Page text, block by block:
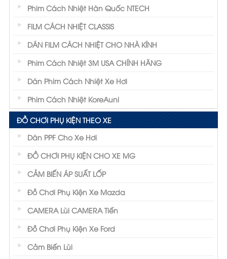
Phim Cách Nhiệt Hàn Quốc NTECH
FILM CÁCH NHIỆT CLASSIS
DÁN FILM CÁCH NHIỆT CHO NHÀ KÍNH
Phim Cách Nhiệt 3M USA CHÍNH HÃNG
Dán Phim Cách Nhiệt Xe Hơi
Phim Cách Nhiệt KoreAuni
ĐỒ CHƠI PHỤ KIỆN THEO XE
Dán PPF Cho Xe Hơi
ĐỒ CHƠI PHỤ KIỆN CHO XE MG
CẢM BIẾN ÁP SUẤT LỐP
Đồ Chơi Phụ Kiện Xe Mazda
CAMERA Lùi CAMERA Tiến
Đồ Chơi Phụ Kiện Xe Ford
Cảm Biến Lùi